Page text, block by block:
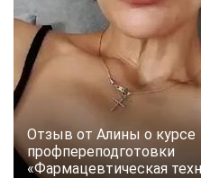
Отзыв от Алины о курсе
профпереподготовки
«Фармацевтическая
Telegram
Vkontakte